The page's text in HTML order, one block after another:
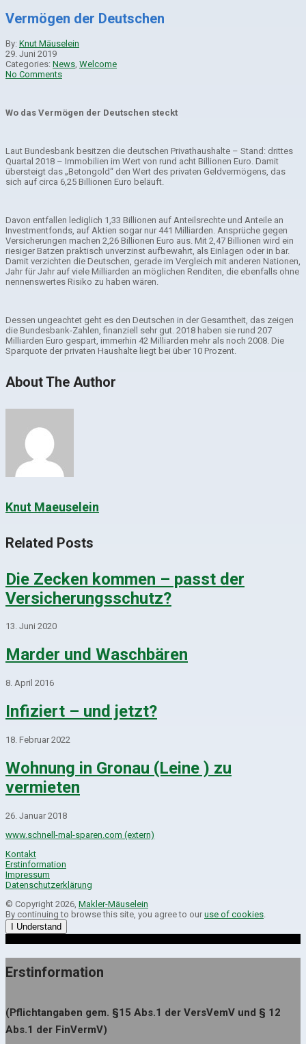
Vermögen der Deutschen
By: Knut Mäuselein
29. Juni 2019
Categories: News Welcome
No Comments
Wo das Vermögen der Deutschen steckt
Laut Bundesbank besitzen die deutschen Privathaushalte – Stand: drittes
Quartal 2018 – Immobilien im Wert von rund acht Billionen Euro. Damit
übersteigt das „Betongold“ den Wert des privaten Geldvermögens, das
sich auf circa 6,25 Billionen Euro beläuft.
Davon entfallen lediglich 1,33 Billionen auf Anteilsrechte und Anteile an
Investmentfonds, auf Aktien sogar nur 441 Milliarden. Ansprüche gegen
Versicherungen machen 2,26 Billionen Euro aus. Mit 2,47 Billionen wird ein
riesiger Batzen praktisch unverzinst aufbewahrt, als Einlagen oder in bar.
Damit verzichten die Deutschen, gerade im Vergleich mit anderen Nationen,
Jahr für Jahr auf viele Milliarden an möglichen Renditen, die ebenfalls ohne
nennenswertes Risiko zu haben wären.
Dessen ungeachtet geht es den Deutschen in der Gesamtheit, das zeigen
die Bundesbank-Zahlen, finanziell sehr gut. 2018 haben sie rund 207
Milliarden Euro gespart, immerhin 42 Milliarden mehr als noch 2008. Die
Sparquote der privaten Haushalte liegt bei über 10 Prozent.
About The Author
Knut Maeuselein
Related Posts
Die Zecken kommen – passt der
Versicherungsschutz?
13. Juni 2020
Marder und Waschbären
8. April 2016
Infiziert – und jetzt?
18. Februar 2022
Wohnung in Gronau (Leine ) zu
vermieten
26. Januar 2018
www.schnell-mal-sparen.com (extern)
Kontakt
Erstinformation
Impressum
Datenschutzerklärung
© Copyright 2026, Makler-Mäuselein
By continuing to browse this site, you agree to our use of cookies
I Understand
Erstinformation
(Pflichtangaben gem. §15 Abs.1 der VersVemV und § 12
Abs.1 der FinVermV)